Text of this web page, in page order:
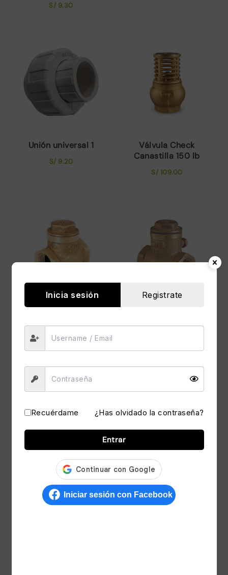
S/ 9.30
Unión universal 1
S/ 9.20
Válvula Check
Canastilla 150 lb
S/ 109.00
Neoprene 250 lbs 1
S/149.00
Neoprene 250 lbs 1/2
Válvula Check Swing
Neoprene 250 lbs 2
S/299.00
Válvula de retención
Yacht X1″
S/64.00
Inicia sesión Registrate
Recuérdame ¿Has olvidado la contraseña?
Entrar